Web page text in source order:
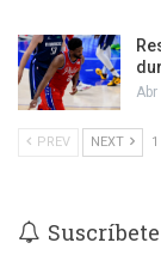
Abr
PREV NEXT